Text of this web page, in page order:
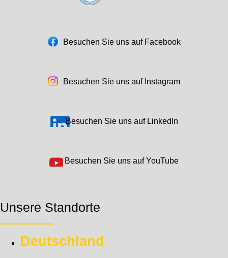
Besuchen Sie uns auf Facebook
Besuchen Sie uns auf Instagram
Besuchen Sie uns auf LinkedIn
Besuchen Sie uns auf YouTube
Unsere Standorte
Deutschland